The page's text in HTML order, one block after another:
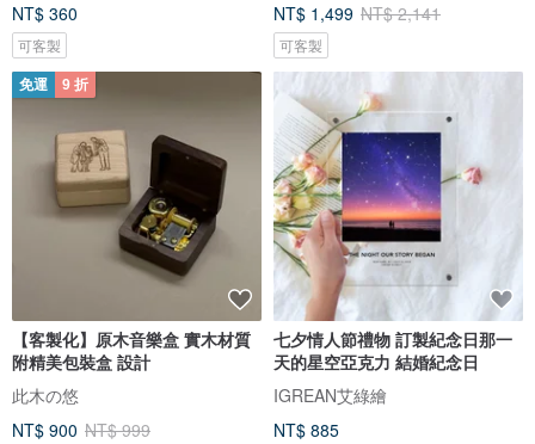
NT$ 360
可客製
NT$ 1,499 NT$ 2,141
可客製
免運 9 折
【客製化】原木音樂盒 實木材質
附精美包裝盒 設計
此木の悠
NT$ 900 NT$ 999
七夕情人節禮物 訂製紀念日那一
天的星空亞克力 結婚紀念日
IGREAN艾綠繪
NT$ 885